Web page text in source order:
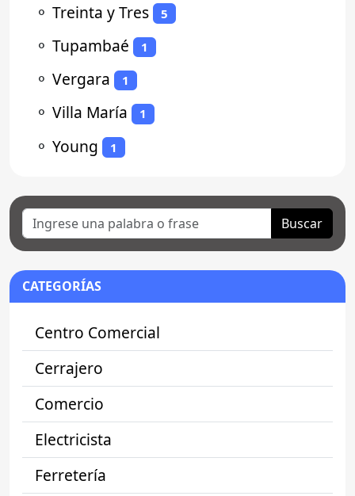
⚬ Treinta y Tres 5
⚬ Tupambaé 1
⚬ Vergara 1
⚬ Villa María 1
⚬ Young 1
Buscar
CATEGORÍAS
Centro Comercial
Cerrajero
Comercio
Electricista
Ferretería